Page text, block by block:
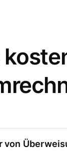
von